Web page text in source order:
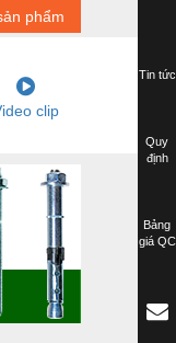
phẩm
clip
Tin tức
Quy
định
Bảng
giá QC